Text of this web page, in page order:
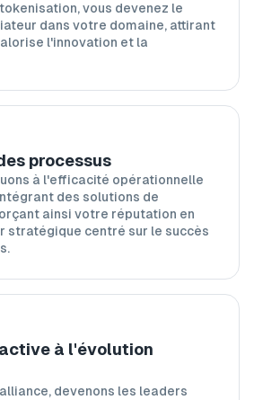
vous devenez le
dans votre domaine, attirant
l'innovation et la
processus
à l'efficacité opérationnelle
des solutions de
ainsi votre réputation en
stratégique centré sur le succès
à l'évolution
devenons les leaders